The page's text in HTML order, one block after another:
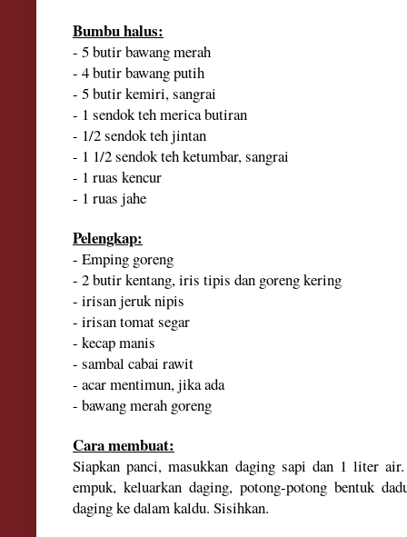
Bumbu halus:
- 5 butir bawang merah
- 4 butir bawang putih
- 5 butir kemiri, sangrai
- 1 sendok teh merica butiran
- 1/2 sendok teh jintan
- 1 1/2 sendok teh ketumbar, sangrai
- 1 ruas kencur
- 1 ruas jahe
Pelengkap:
- Emping goreng
- 2 butir kentang, iris tipis dan goreng kering
- irisan jeruk nipis
- irisan tomat segar
- kecap manis
- sambal cabai rawit
- acar mentimun, jika ada
- bawang merah goreng
Cara membuat:
Siapkan panci, masukkan daging sapi dan 1 liter
empuk, keluarkan daging, potong-potong bentuk
daging ke dalam kaldu. Sisihkan.